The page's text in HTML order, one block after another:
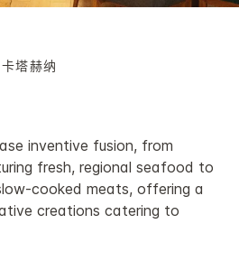
卡塔赫纳
inventive fusion, from
fresh, regional seafood to
cooked meats, offering a
creations catering to